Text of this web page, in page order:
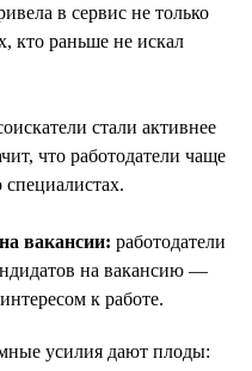
в сервис не только
кто раньше не искал
стали активнее
что работодатели чаще
вакансии: работодатели
на вакансию —
к работе.
усилия дают плоды: